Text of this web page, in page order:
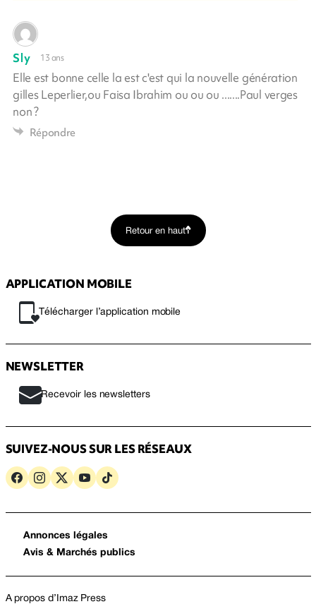
Sly 13 ans
Elle est bonne celle la est c'est qui la nouvelle génération
gilles Leperlier,ou Faisa Ibrahim ou ou ou .......Paul verges
non ?
Répondre
Retour en haut
APPLICATION MOBILE
Télécharger l’application mobile
NEWSLETTER
Recevoir les newsletters
SUIVEZ-NOUS SUR LES RÉSEAUX
Annonces légales
Avis & Marchés publics
A propos d’Imaz Press